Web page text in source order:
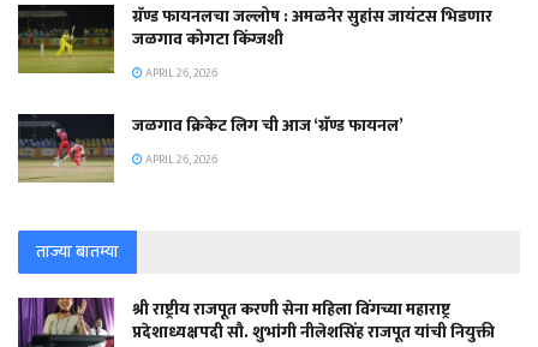
ग्रॅण्ड फायनलचा जल्लोष : अमळनेर सुहांस जायंटस भिडणार
जळगाव कोगटा किंग्जशी
APRIL 26, 2026
जळगाव क्रिकेट लिग ची आज ‘ग्रॅण्ड फायनल’
APRIL 26, 2026
ताज्या बातम्या
श्री राष्ट्रीय राजपूत करणी सेना महिला विंगच्या महाराष्ट्र
प्रदेशाध्यक्षपदी सौ. शुभांगी नीलेशसिंह राजपूत यांची नियुक्ती